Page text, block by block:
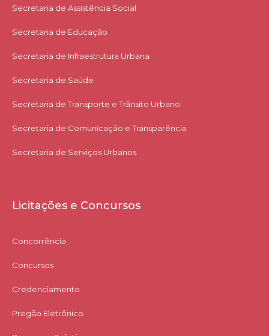
Secretaria de Assistência Social
Secretaria de Educação
Secretaria de Infraestrutura Urbana
Secretaria de Saúde
Secretaria de Transporte e Trânsito Urbano
Secretaria de Comunicação e Transparência
Secretaria de Serviços Urbanos
Licitações e Concursos
Concorrência
Concursos
Credenciamento
Pregão Eletrônico